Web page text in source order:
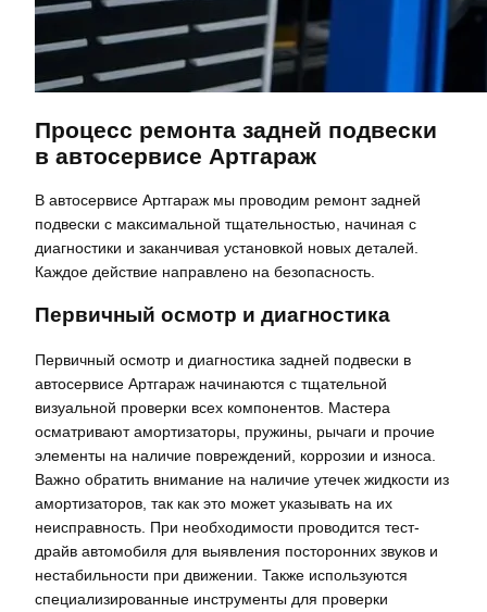
Процесс ремонта задней подвески
в автосервисе Артгараж
В автосервисе Артгараж мы проводим ремонт задней
подвески с максимальной тщательностью, начиная с
диагностики и заканчивая установкой новых деталей.
Каждое действие направлено на безопасность.
Первичный осмотр и диагностика
Первичный осмотр и диагностика задней подвески в
автосервисе Артгараж начинаются с тщательной
визуальной проверки всех компонентов. Мастера
осматривают амортизаторы, пружины, рычаги и прочие
элементы на наличие повреждений, коррозии и износа.
Важно обратить внимание на наличие утечек жидкости из
амортизаторов, так как это может указывать на их
неисправность. При необходимости проводится тест-
драйв автомобиля для выявления посторонних звуков и
нестабильности при движении. Также используются
специализированные инструменты для проверки